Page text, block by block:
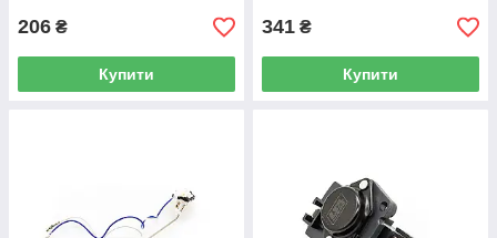
206 ₴
Купити
341 ₴
Купити